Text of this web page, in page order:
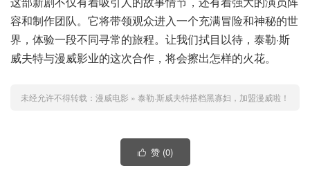
容和制作团队。它将带领观众进入一个充满冒险和神秘的世
界，体验一段不同寻常的旅程。让我们拭目以待，泰勒·斯
威夫特与漫威影业的这次合作，将会擦出怎样的火花。
未经允许不得转载： 漫威电影 » 泰勒·斯威夫特搭档黑寡妇，加盟漫威啦！
 赞 (0)